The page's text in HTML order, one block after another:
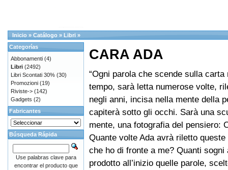
Inicio » Catálogo » Libri »
CARA ADA
“Ogni parola che scende sulla carta
tempo, sarà letta numerose volte,
negli anni, incisa nella mente della
capiterà sotto gli occhi. Sarà una
mente, una fotografia del pensiero:
Quante volte Ada avrà riletto
che ho di fronte a me? Quanti sogni
prodotto all’inizio quelle parole,
Categorías
Abbonamenti (4)
Libri (2492)
Libri Scontati 30% (30)
Promozioni (19)
Riviste-> (142)
Gadgets (2)
Fabricantes
Búsqueda Rápida
Use palabras clave para
encontrar el producto que